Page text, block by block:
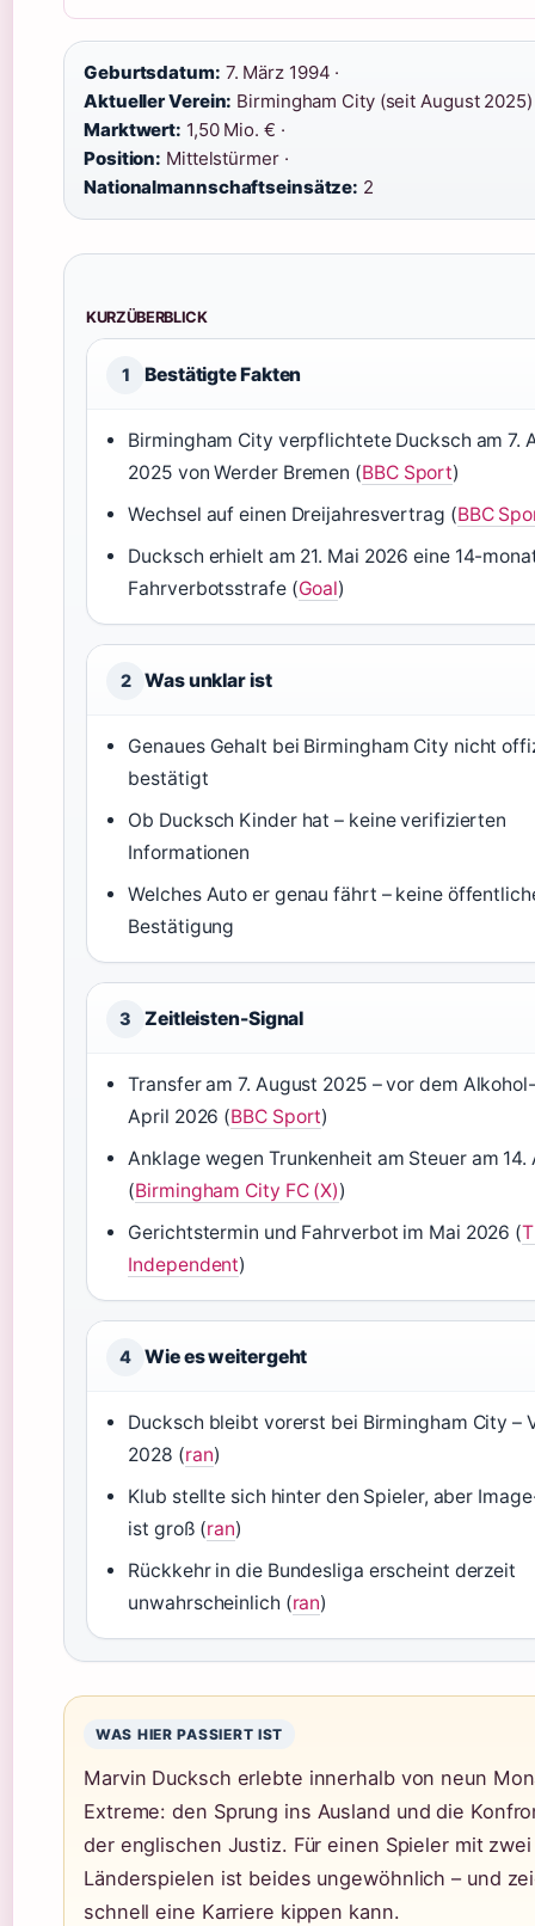
Geburtsdatum: 7. März 1994 ·
Aktueller Verein: Birmingham City (seit August 2025)
Marktwert: 1,50 Mio. € ·
Position: Mittelstürmer ·
Nationalmannschaftseinsätze: 2
KURZÜBERBLICK
1 Bestätigte Fakten
Birmingham City verpflichtete Ducksch am 7.
2025 von Werder Bremen (BBC Sport)
Wechsel auf einen Dreijahresvertrag (BBC
Ducksch erhielt am 21. Mai 2026 eine 14-
Fahrverbotsstrafe (Goal)
2 Was unklar ist
Genaues Gehalt bei Birmingham City nicht
bestätigt
Ob Ducksch Kinder hat – keine verifizierten
Informationen
Welches Auto er genau fährt – keine
Bestätigung
3 Zeitleisten-Signal
Transfer am 7. August 2025 – vor dem
April 2026 (BBC Sport)
Anklage wegen Trunkenheit am Steuer am 14.
(Birmingham City FC (X))
Gerichtstermin und Fahrverbot im Mai 2026 (
Independent)
4 Wie es weitergeht
Ducksch bleibt vorerst bei Birmingham City –
2028 (ran)
Klub stellte sich hinter den Spieler, aber
ist groß (ran)
Rückkehr in die Bundesliga erscheint derzeit
unwahrscheinlich (ran)
WAS HIER PASSIERT IST
Marvin Ducksch erlebte innerhalb von neun
Extreme: den Sprung ins Ausland und die
der englischen Justiz. Für einen Spieler mit zwei
Länderspielen ist beides ungewöhnlich – und
schnell eine Karriere kippen kann.